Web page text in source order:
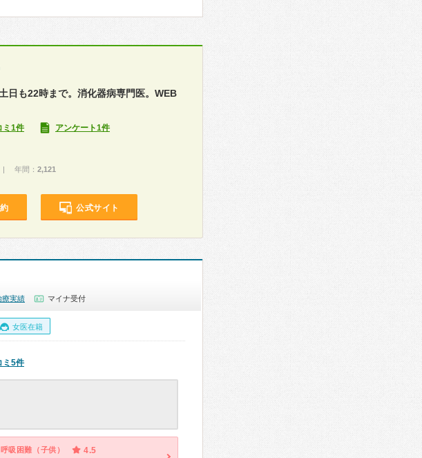
日も22時まで。消化器病専門医。WEB
ミ1件 アンケート1件
年間： 2,121
公式サイト
療実績 マイナ受付
女医在籍
ミ5件
吸困難（子供） 4.5